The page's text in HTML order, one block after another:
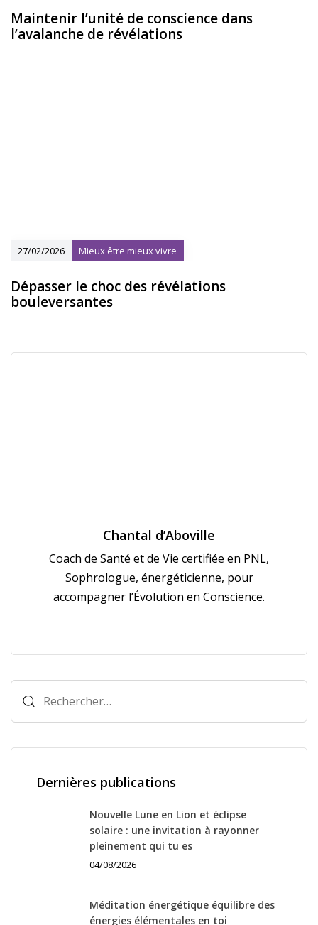
Maintenir l’unité de conscience dans
l’avalanche de révélations
27/02/2026 Mieux être mieux vivre
Dépasser le choc des révélations
bouleversantes
Chantal d’Aboville
Coach de Santé et de Vie certifiée en PNL,
Sophrologue, énergéticienne, pour
accompagner l’Évolution en Conscience.
Dernières publications
Nouvelle Lune en Lion et éclipse
solaire : une invitation à rayonner
pleinement qui tu es
04/08/2026
Méditation énergétique équilibre des
énergies élémentales en toi